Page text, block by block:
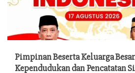
Pimpinan Beserta Keluarga
Kependudukan dan Pencatatan